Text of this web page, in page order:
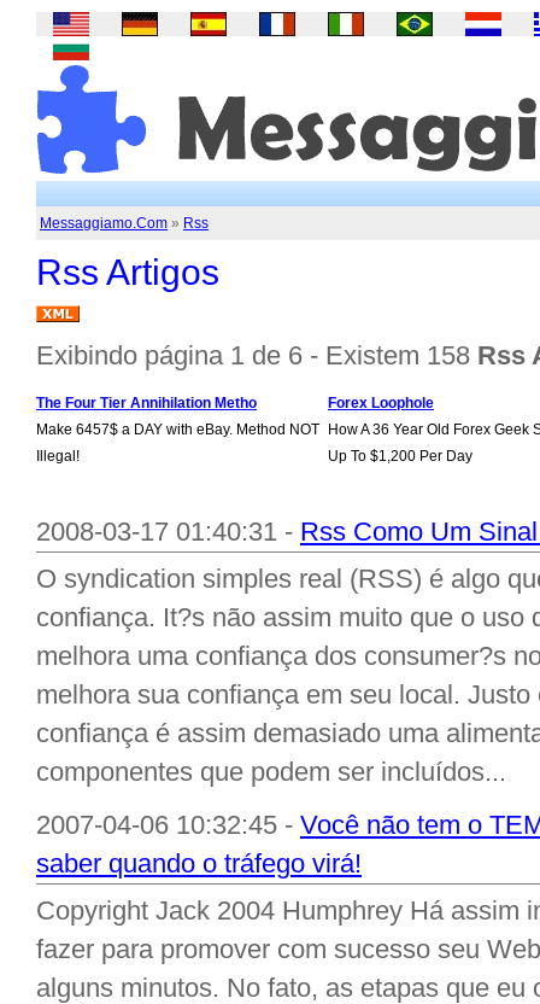
Messaggiamo.Com » Rss
Rss Artigos
Exibindo página 1 de 6 - Existem 158 Rss
The Four Tier Annihilation Metho
Make 6457$ a DAY with eBay. Method NOT
Illegal!
Forex Loophole
How A 36 Year Old Forex Geek
Up To $1,200 Per Day
2008-03-17 01:40:31 - Rss Como Um
O syndication simples real (RSS) é algo
confiança. It?s não assim muito que o uso
melhora uma confiança dos consumer?s
melhora sua confiança em seu local.
confiança é assim demasiado uma
componentes que podem ser incluídos...
2007-04-06 10:32:45 - Você não tem o
saber quando o tráfego virá!
Copyright Jack 2004 Humphrey Há assim
fazer para promover com sucesso seu
alguns minutos. No fato, as etapas que eu